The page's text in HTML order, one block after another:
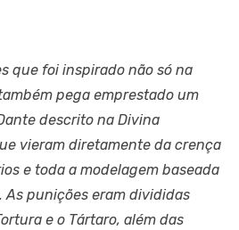
que foi inspirado não só na
pega emprestado um
descrito na Divina
vieram diretamente da crença
e toda a modelagem baseada
punições eram divididas
e o Tártaro, além das